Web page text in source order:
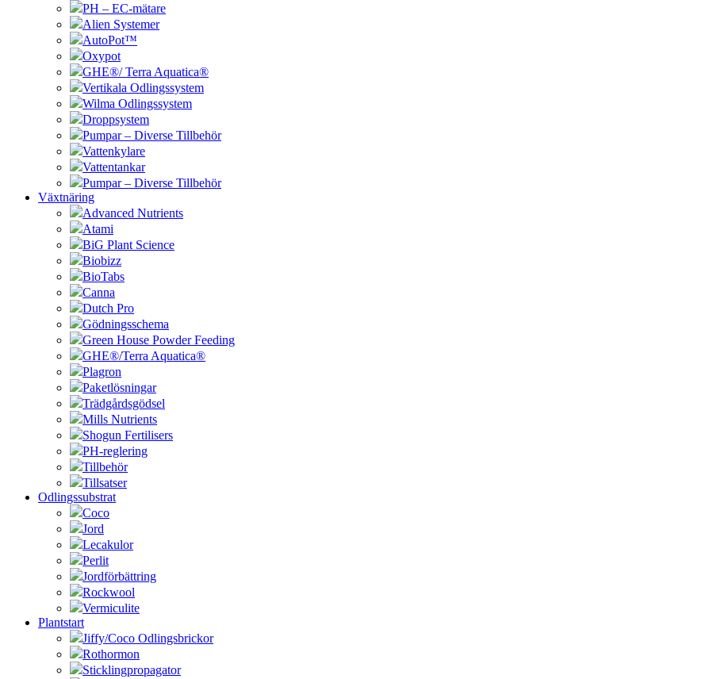
PH – EC-mätare
Alien Systemer
AutoPot™
Oxypot
GHE®/ Terra Aquatica®
Vertikala Odlingssystem
Wilma Odlingssystem
Droppsystem
Pumpar – Diverse Tillbehör
Vattenkylare
Vattentankar
Pumpar – Diverse Tillbehör
Växtnäring
Advanced Nutrients
Atami
BiG Plant Science
Biobizz
BioTabs
Canna
Dutch Pro
Gödningsschema
Green House Powder Feeding
GHE®/Terra Aquatica®
Plagron
Paketlösningar
Trädgårdsgödsel
Mills Nutrients
Shogun Fertilisers
PH-reglering
Tillbehör
Tillsatser
Odlingssubstrat
Coco
Jord
Lecakulor
Perlit
Jordförbättring
Rockwool
Vermiculite
Plantstart
Jiffy/Coco Odlingsbrickor
Rothormon
Sticklingpropagator